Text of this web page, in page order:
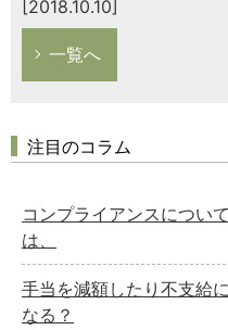
[2018.10.10]
一覧へ
注目のコラム
コンプライアンスについ
は、
手当を減額したり不支給
なる？